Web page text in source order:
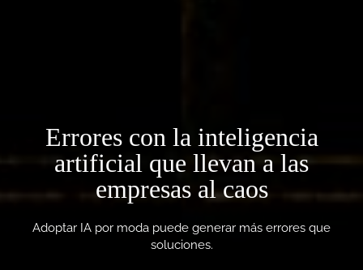
Errores con la inteligencia
artificial que llevan a las
empresas al caos
Adoptar IA por moda puede generar más errores que
soluciones.